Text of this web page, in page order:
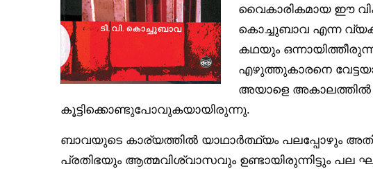
വൈകാരികമായ ഈ
കൊച്ചുബാവ എന്ന
കഥയും
എഴുത്തുകാരനെ
അയാളെ അകാലത്തിൽ
കൂട്ടിക്കൊണ്ടുപോവുകയായിരുന്നു.
ബാവയുടെ കാര്യത്തിൽ യാഥാർത്ഥ്യം പലപ്പോഴും
പ്രതിഭയും ആത്മവിശ്വാസവും ഉണ്ടായിരുന്നിട്ടും